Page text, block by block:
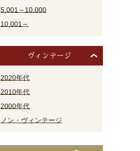
5,001～10,000
10,001～
ヴィンテージ
2020年代
2010年代
2000年代
ノン・ヴィンテージ